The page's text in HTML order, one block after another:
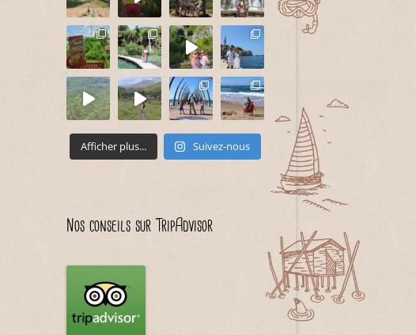
Afficher plus... Suivez-nous
Nos conseils sur TripAdvisor